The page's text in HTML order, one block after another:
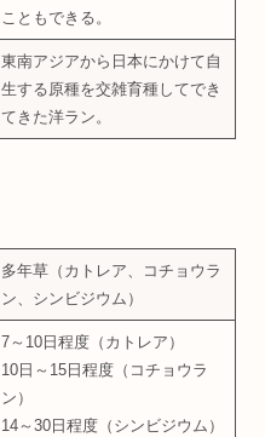
こともできる。
東南アジアから日本にかけて自
生する原種を交雑育種してでき
てきた洋ラン。
多年草（カトレア、コチョウラ
ン、シンビジウム）
7～10日程度（カトレア）
10日～15日程度（コチョウラ
ン）
14～30日程度（シンビジウム）